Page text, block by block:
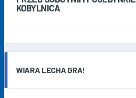
KOBYLNICA
WIARA LECHA GRA!